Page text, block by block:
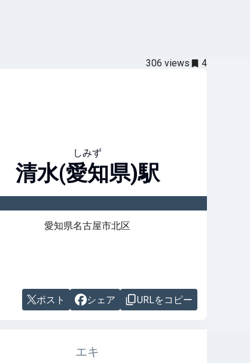
306 views 4
しみず
清水(愛知県)駅
愛知県名古屋市北区
ポスト シェア URLをコピー
エキ